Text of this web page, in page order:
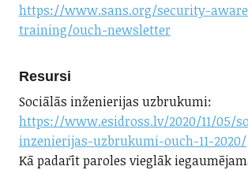
https://www.sans.org/security-
training/ouch-newsletter
Resursi
Sociālās inženierijas uzbrukumi:
https://www.esidross.lv/2020/11/05/
inzenierijas-uzbrukumi-ouch-11-2020/
Kā padarīt paroles vieglāk